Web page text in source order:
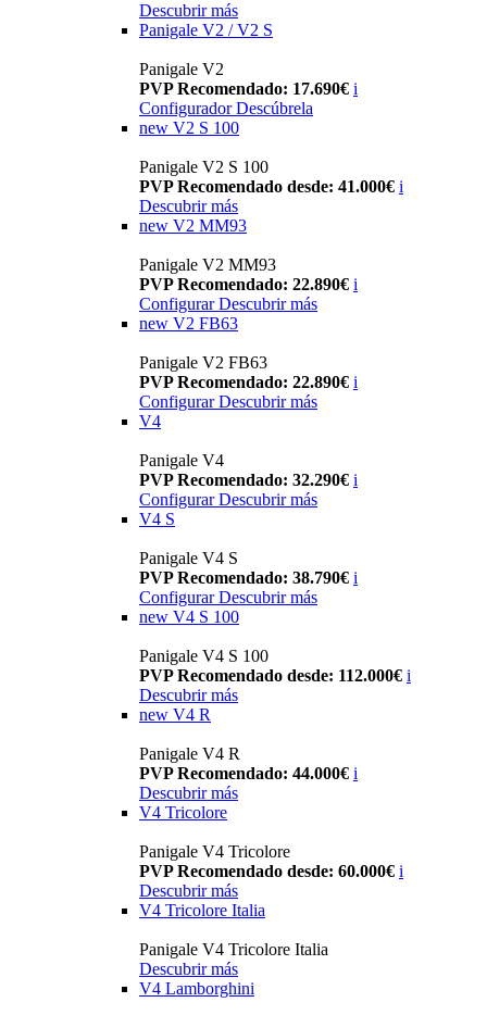
Descubrir más
Panigale V2 / V2 S
Panigale V2
PVP Recomendado: 17.690€ i
Configurador Descúbrela
new V2 S 100
Panigale V2 S 100
PVP Recomendado desde: 41.000€ i
Descubrir más
new V2 MM93
Panigale V2 MM93
PVP Recomendado: 22.890€ i
Configurar Descubrir más
new V2 FB63
Panigale V2 FB63
PVP Recomendado: 22.890€ i
Configurar Descubrir más
V4
Panigale V4
PVP Recomendado: 32.290€ i
Configurar Descubrir más
V4 S
Panigale V4 S
PVP Recomendado: 38.790€ i
Configurar Descubrir más
new V4 S 100
Panigale V4 S 100
PVP Recomendado desde: 112.000€ i
Descubrir más
new V4 R
Panigale V4 R
PVP Recomendado: 44.000€ i
Descubrir más
V4 Tricolore
Panigale V4 Tricolore
PVP Recomendado desde: 60.000€ i
Descubrir más
V4 Tricolore Italia
Panigale V4 Tricolore Italia
Descubrir más
V4 Lamborghini